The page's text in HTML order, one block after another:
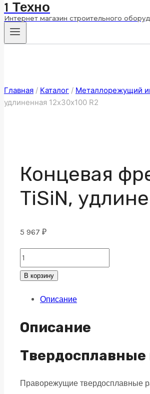
1 Техно
Интернет магазин строительного
Главная / Каталог / Металлорежущий
удлиненная 12х30х100 R2
Концевая
TiSiN,
5 967 ₽
Концевая
фреза
угловым
зуба,
55,
В корзину
Описание
Описание
Праворежущие твердосплавные